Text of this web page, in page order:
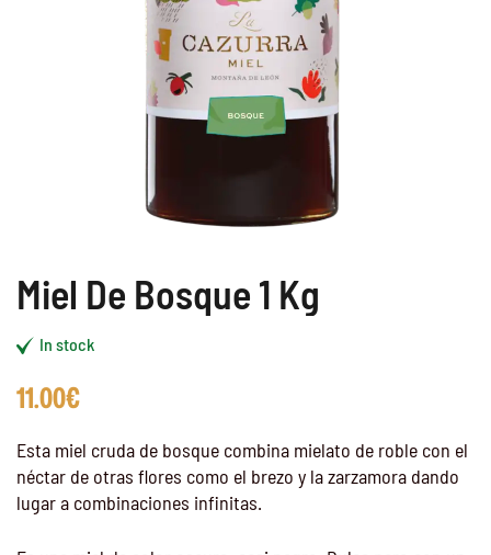
Miel De Bosque 1 Kg
In stock
11.00€
Esta miel cruda de bosque combina mielato de roble con el
néctar de otras flores como el brezo y la zarzamora dando
lugar a combinaciones infinitas.